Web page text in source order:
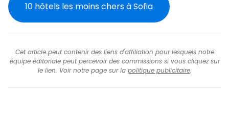
10 hôtels les moins chers à Sofia
Cet article peut contenir des liens d'affiliation pour lesquels notre
équipe éditoriale peut percevoir des commissions si vous cliquez sur
le lien. Voir notre page sur la politique publicitaire.